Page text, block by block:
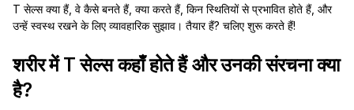
T सेल्स क्या हैं, वे कैसे बनते हैं, क्या करते हैं, किन स्थितियों से प्रभावित होते हैं, और
उन्हें स्वस्थ रखने के लिए व्यावहारिक सुझाव। तैयार हैं? चलिए शुरू करते हैं!
शरीर में T सेल्स कहाँ होते हैं और उनकी संरचना क्या
है?